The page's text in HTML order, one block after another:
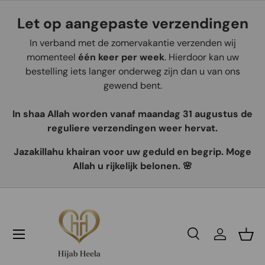
Aller au contenu
Let op aangepaste verzendingen
In verband met de zomervakantie verzenden wij
momenteel één keer per week. Hierdoor kan uw
bestelling iets langer onderweg zijn dan u van ons
gewend bent.
In shaa Allah worden vanaf maandag 31 augustus de
reguliere verzendingen weer hervat.
Jazakillahu khairan voor uw geduld en begrip. Moge
Allah u rijkelijk belonen. 🌸
Recherche
Se